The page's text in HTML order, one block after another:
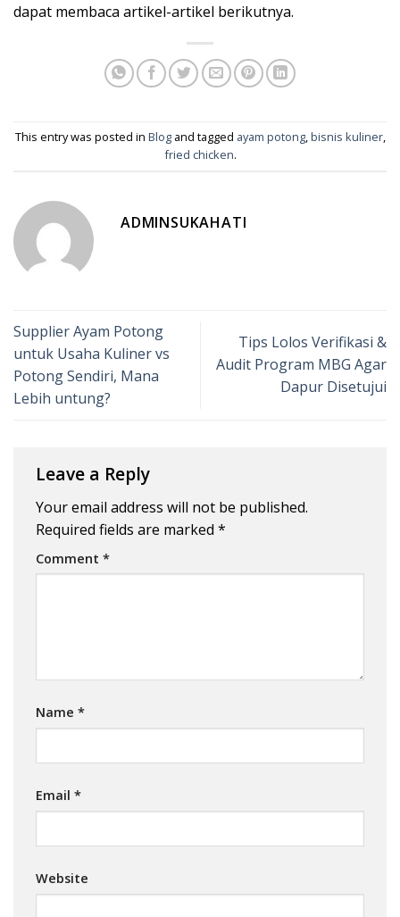
dapat membaca artikel-artikel berikutnya.
This entry was posted in Blogand tagged ayam potong,bisnis kuliner,
fried chicken.
ADMINSUKAHATI
Supplier Ayam Potong
untuk Usaha Kuliner vs
Potong Sendiri, Mana
Lebih untung?
Tips Lolos Verifikasi &
Audit Program MBG Agar
Dapur Disetujui
Leave a Reply
Your email address will not be published.
Required fields are marked *
Comment *
Name *
Email *
Website